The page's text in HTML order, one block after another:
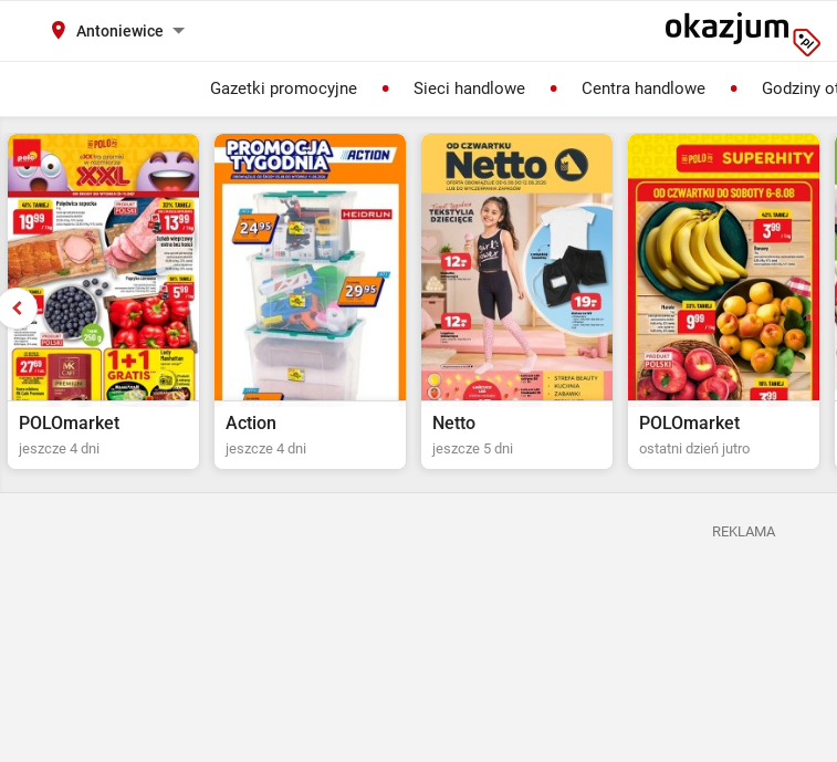
Antoniewice
Gazetki promocyjne Sieci handlowe Centra handlowe Godziny
Action
jeszcze 4 dni
Netto
jeszcze 5 dni
POLOmarket
ostatni dzień jutro
Kaufland
jeszcze 4 dni
REKLAMA